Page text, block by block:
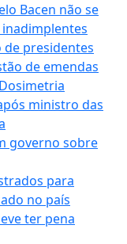
Bacen não se
presidentes
de emendas
ministro das
governo sobre
para
no país
ter pena